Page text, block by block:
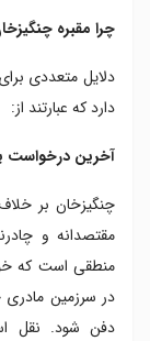
چرا مقبره
دلایل متعددی
دارد که عبارتند از:
آخرین
چنگیزخان بر
مقتصدانه و
منطقی است که
در سرزمین
دفن شود. نقل